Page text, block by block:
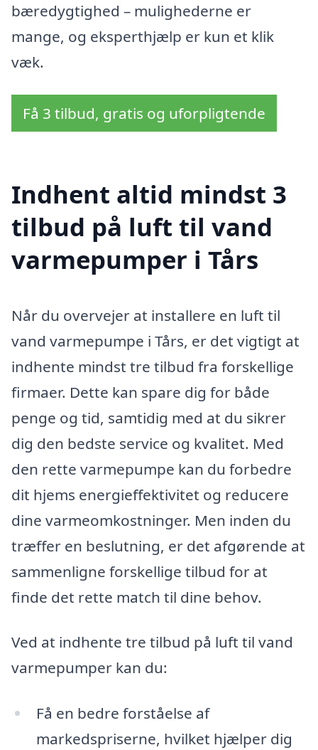
bæredygtighed – mulighederne er
mange, og eksperthjælp er kun et klik
væk.
Få 3 tilbud, gratis og uforpligtende
Indhent altid mindst 3
tilbud på luft til vand
varmepumper i Tårs
Når du overvejer at installere en luft til
vand varmepumpe i Tårs, er det vigtigt at
indhente mindst tre tilbud fra forskellige
firmaer. Dette kan spare dig for både
penge og tid, samtidig med at du sikrer
dig den bedste service og kvalitet. Med
den rette varmepumpe kan du forbedre
dit hjems energieffektivitet og reducere
dine varmeomkostninger. Men inden du
træffer en beslutning, er det afgørende at
sammenligne forskellige tilbud for at
finde det rette match til dine behov.
Ved at indhente tre tilbud på luft til vand
varmepumper kan du:
Få en bedre forståelse af
markedspriserne, hvilket hjælper dig